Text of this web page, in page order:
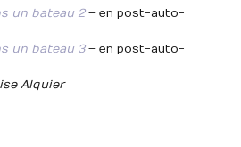
un bateau 2– en post-auto-
un bateau 3– en post-auto-
Alquier